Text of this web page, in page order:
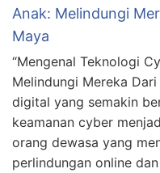
Anak: Melindungi
Maya
“Mengenal Teknologi
Melindungi Mereka
digital yang semakin
keamanan cyber
orang dewasa yang
perlindungan online